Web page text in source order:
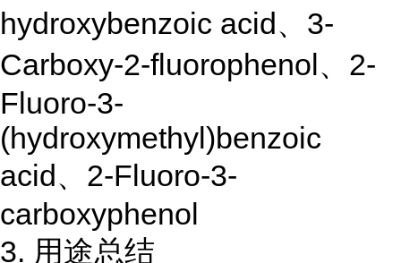
hydroxybenzoic acid、3-
Carboxy-2-fluorophenol、2-
Fluoro-3-
(hydroxymethyl)benzoic
acid、2-Fluoro-3-
carboxyphenol
3. 用途总结